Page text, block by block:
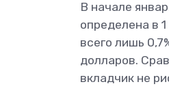
В начале
определена в
всего лишь
долларов.
вкладчик не